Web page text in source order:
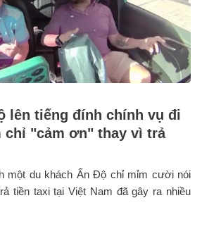
lên tiếng đính chính vụ đi
chỉ "cảm ơn" thay vì trả
một du khách Ấn Độ chỉ mỉm cười nói
tiền taxi tại Việt Nam đã gây ra nhiều